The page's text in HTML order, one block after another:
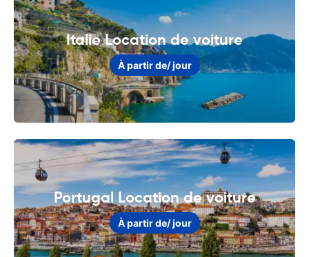
Italie Location de voiture
À partir de/ jour
Portugal Location de voiture
À partir de/ jour